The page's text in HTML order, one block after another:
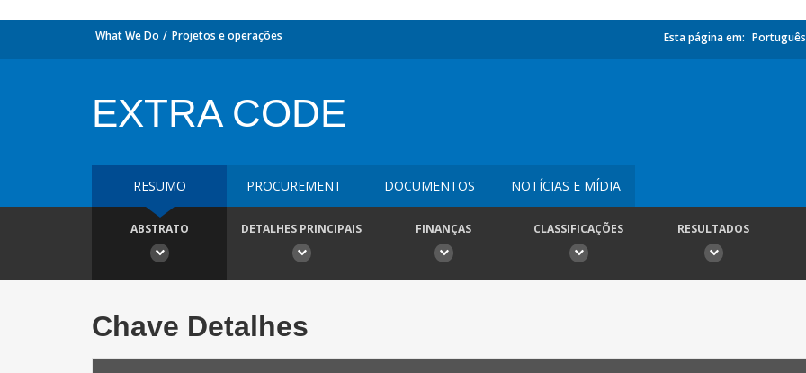
What We Do Projetos e operações Esta página em: Português
EXTRA CODE
RESUMO PROCUREMENT DOCUMENTOS NOTÍCIAS E MÍDIA
ABSTRATO DETALHES PRINCIPAIS FINANÇAS CLASSIFICAÇÕES RESULTADOS
Chave Detalhes